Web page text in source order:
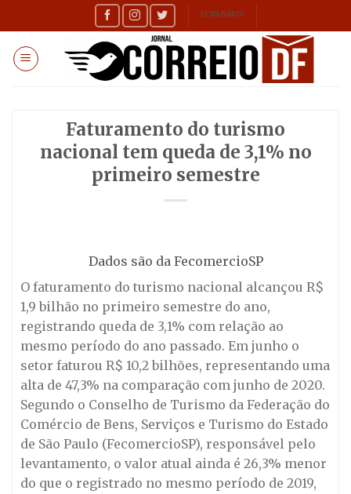
to
content
SEMANÁRIO
Faturamento do turismo
nacional tem queda de 3,1% no
primeiro semestre
Dados são da FecomercioSP
O faturamento do turismo nacional alcançou R$
1,9 bilhão no primeiro semestre do ano,
registrando queda de 3,1% com relação ao
mesmo período do ano passado. Em junho o
setor faturou R$ 10,2 bilhões, representando uma
alta de 47,3% na comparação com junho de 2020.
Segundo o Conselho de Turismo da Federação do
Comércio de Bens, Serviços e Turismo do Estado
de São Paulo (FecomercioSP), responsável pelo
levantamento, o valor atual ainda é 26,3% menor
do que o registrado no mesmo período de 2019,